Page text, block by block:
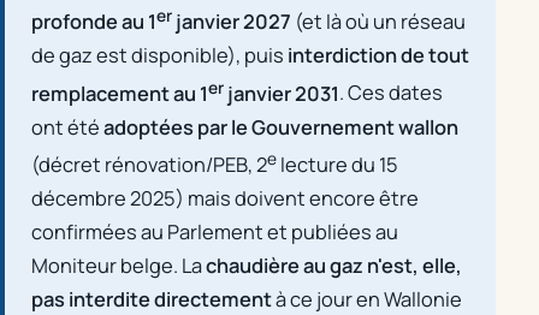
profonde au 1erjanvier 2027 (et là où un réseau
de gaz est disponible), puis interdiction de tout
remplacement au 1erjanvier 2031. Ces dates
ont étéadoptées par le Gouvernement wallon
(décret rénovation/PEB, 2electure du 15
décembre 2025) mais doivent encore être
confirmées au Parlement et publiées au
Moniteur belge. Lachaudière au gaz n'est, elle,
pas interdite directementà ce jour en Wallonie